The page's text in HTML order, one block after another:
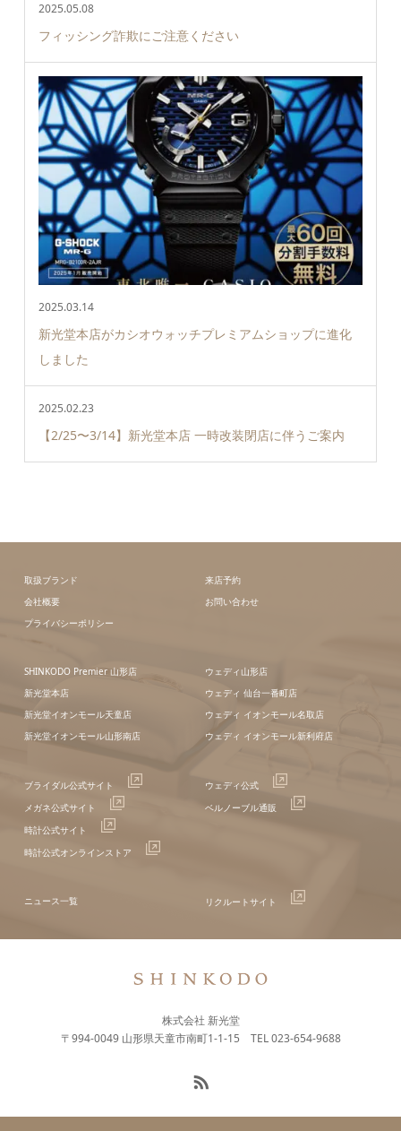
2025.05.08
フィッシング詐欺にご注意ください
2025.03.14
新光堂本店がカシオウォッチプレミアムショップに進化
しました
2025.02.23
【2/25〜3/14】新光堂本店 一時改装閉店に伴うご案内
取扱ブランド
会社概要
プライバシーポリシー
来店予約
お問い合わせ
SHINKODO Premier 山形店
新光堂本店
新光堂イオンモール天童店
新光堂イオンモール山形南店
ウェディ山形店
ウェディ 仙台一番町店
ウェディ イオンモール名取店
ウェディ イオンモール新利府店
ブライダル公式サイト
メガネ公式サイト
時計公式サイト
時計公式オンラインストア
ウェディ公式
ベルノーブル通販
ニュース一覧 リクルートサイト
株式会社 新光堂
〒994-0049 山形県天童市南町1-1-15 TEL 023-654-9688